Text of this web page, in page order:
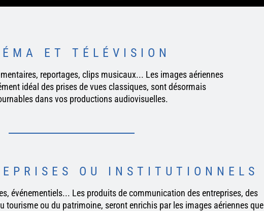
ET TÉLÉVISION
reportages, clips musicaux... Les images aériennes
idéal des prises de vues classiques, sont désormais
dans vos productions audiovisuelles.
OU INSTITUTIONNELS
événementiels... Les produits de communication des entreprises, des
tourisme ou du patrimoine, seront enrichis par les images aériennes que